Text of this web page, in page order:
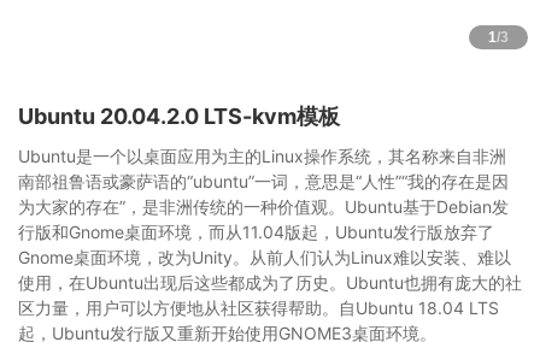
1/3
Ubuntu 20.04.2.0 LTS-kvm模板
Ubuntu是一个以桌面应用为主的Linux操作系统，其名称来自非洲
南部祖鲁语或豪萨语的“ubuntu”一词，意思是“人性”“我的存在是因
为大家的存在”，是非洲传统的一种价值观。Ubuntu基于Debian发
行版和Gnome桌面环境，而从11.04版起，Ubuntu发行版放弃了
Gnome桌面环境，改为Unity。从前人们认为Linux难以安装、难以
使用，在Ubuntu出现后这些都成为了历史。Ubuntu也拥有庞大的社
区力量，用户可以方便地从社区获得帮助。自Ubuntu 18.04 LTS
起，Ubuntu发行版又重新开始使用GNOME3桌面环境。